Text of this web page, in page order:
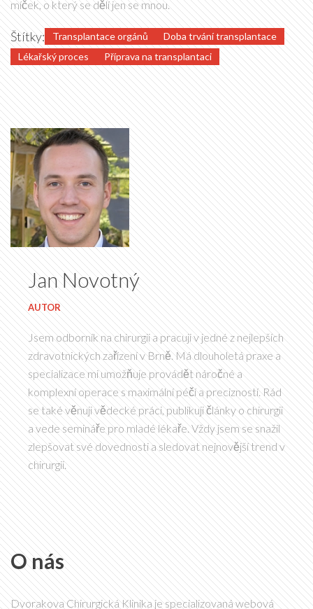
míček, o který se dělí jen se mnou.
Štítky: Transplantace orgánů
Doba trvání transplantace
Lékařský proces
Příprava na transplantaci
Jan Novotný
AUTOR
Jsem odborník na chirurgii a pracuji v jedné z nejlepších
zdravotnických zařízení v Brně. Má dlouholetá praxe a
specializace mi umožňuje provádět náročné a
komplexní operace s maximální péčí a precizností. Rád
se také věnuji vědecké práci, publikuji články o chirurgii
a vede semináře pro mladé lékaře. Vždy jsem se snažil
zlepšovat své dovednosti a sledovat nejnovější trend v
chirurgii.
O nás
Dvorakova Chirurgická Klinika je specializovaná webová